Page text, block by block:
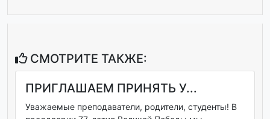
СМОТРИТЕ ТАКЖЕ:
ПРИГЛАШАЕМ ПРИНЯТЬ У...
Уважаемые преподаватели, родители, студенты! В